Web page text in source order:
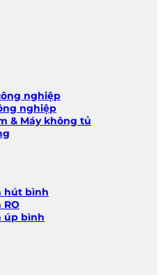
nghiệp
nghiệp
& Máy không tủ
hút bình
RO
úp bình